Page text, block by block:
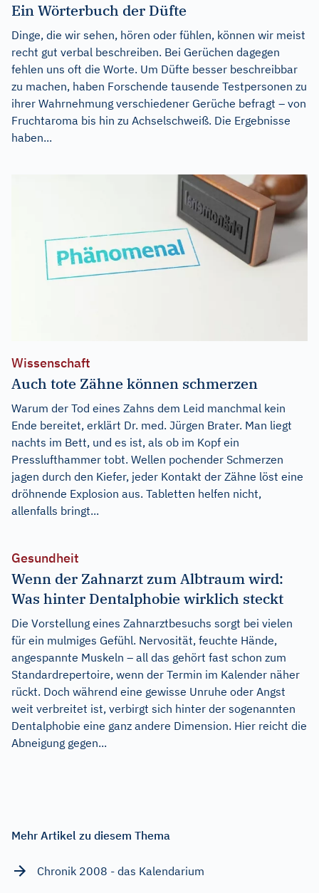
Ein Wörterbuch der Düfte
Dinge, die wir sehen, hören oder fühlen, können wir meist
recht gut verbal beschreiben. Bei Gerüchen dagegen
fehlen uns oft die Worte. Um Düfte besser beschreibbar
zu machen, haben Forschende tausende Testpersonen zu
ihrer Wahrnehmung verschiedener Gerüche befragt – von
Fruchtaroma bis hin zu Achselschweiß. Die Ergebnisse
haben...
Wissenschaft
Auch tote Zähne können schmerzen
Warum der Tod eines Zahns dem Leid manchmal kein
Ende bereitet, erklärt Dr. med. Jürgen Brater. Man liegt
nachts im Bett, und es ist, als ob im Kopf ein
Presslufthammer tobt. Wellen pochender Schmerzen
jagen durch den Kiefer, jeder Kontakt der Zähne löst eine
dröhnende Explosion aus. Tabletten helfen nicht,
allenfalls bringt...
Gesundheit
Wenn der Zahnarzt zum Albtraum wird:
Was hinter Dentalphobie wirklich steckt
Die Vorstellung eines Zahnarztbesuchs sorgt bei vielen
für ein mulmiges Gefühl. Nervosität, feuchte Hände,
angespannte Muskeln – all das gehört fast schon zum
Standardrepertoire, wenn der Termin im Kalender näher
rückt. Doch während eine gewisse Unruhe oder Angst
weit verbreitet ist, verbirgt sich hinter der sogenannten
Dentalphobie eine ganz andere Dimension. Hier reicht die
Abneigung gegen...
Mehr Artikel zu diesem Thema
Chronik 2008 - das Kalendarium